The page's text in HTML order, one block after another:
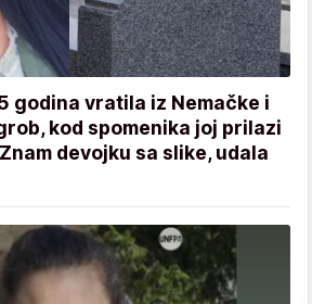
godina vratila iz Nemačke i
kod spomenika joj prilazi
devojku sa slike, udala